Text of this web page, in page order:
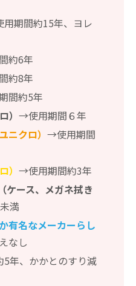
期間約15年、ヨレ
約6年
約8年
間約5年
）→使用期間６年
ニクロ）→使用期間
）→使用期間約3年
ケース、メガネ拭き
満
有名なメーカーらし
なし
年、かかとのすり減